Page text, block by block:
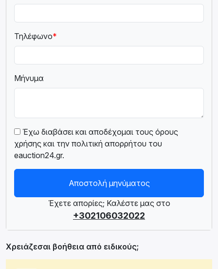
Τηλέφωνο*
Μήνυμα
Έχω διαβάσει και αποδέχομαι τους όρους
χρήσης και την πολιτική απορρήτου του
eauction24.gr.
Αποστολή μηνύματος
Έχετε απορίες; Καλέστε μας στο
+302106032022
Χρειάζεσαι βοήθεια από ειδικούς;